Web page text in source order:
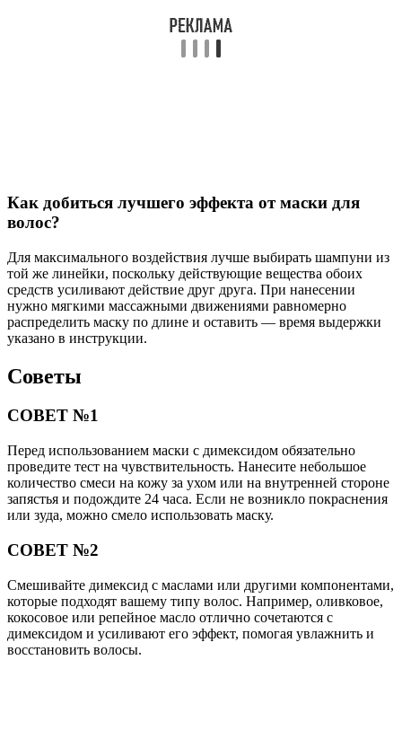
Как добиться лучшего эффекта от маски для
волос?
Для максимального воздействия лучше выбирать шампуни из
той же линейки, поскольку действующие вещества обоих
средств усиливают действие друг друга. При нанесении
нужно мягкими массажными движениями равномерно
распределить маску по длине и оставить — время выдержки
указано в инструкции.
Советы
СОВЕТ №1
Перед использованием маски с димексидом обязательно
проведите тест на чувствительность. Нанесите небольшое
количество смеси на кожу за ухом или на внутренней стороне
запястья и подождите 24 часа. Если не возникло покраснения
или зуда, можно смело использовать маску.
СОВЕТ №2
Смешивайте димексид с маслами или другими компонентами,
которые подходят вашему типу волос. Например, оливковое,
кокосовое или репейное масло отлично сочетаются с
димексидом и усиливают его эффект, помогая увлажнить и
восстановить волосы.